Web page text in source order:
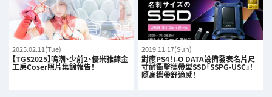
2025.02.11(Tue)
【TGS2025】鳴潮、少前2、優米雅鍊金
工房Coser照片集錦報告！
2019.11.17(Sun)
對應PS4！I-O DATA設備發表名片尺
寸耐衝擊攜帶型SSD「SSPG-USC」！
隨身攜帶舒適感！